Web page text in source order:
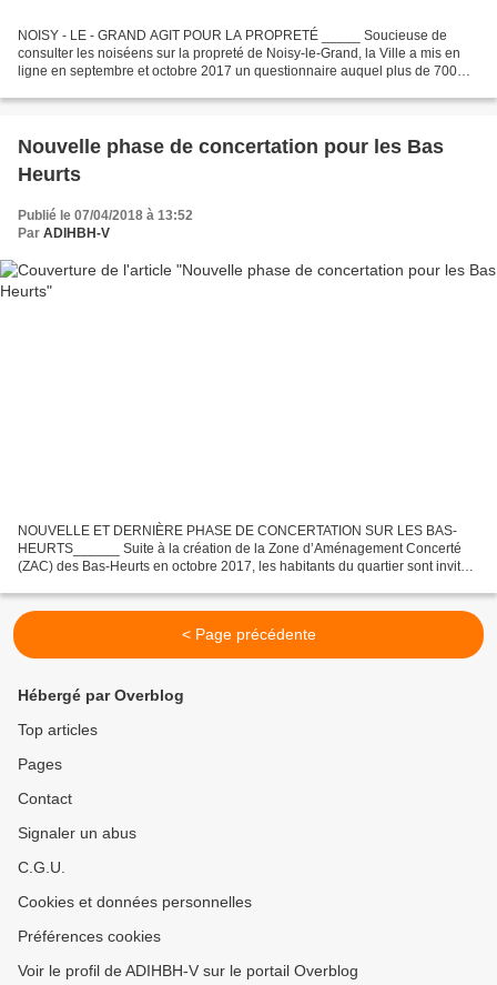
NOISY - LE - GRAND AGIT POUR LA PROPRETÉ _____ Soucieuse de
consulter les noiséens sur la propreté de Noisy-le-Grand, la Ville a mis en
ligne en septembre et octobre 2017 un questionnaire auquel plus de 700
Nouvelle phase de concertation pour les Bas
Heurts
Publié le 07/04/2018 à 13:52
Par ADIHBH-V
NOUVELLE ET DERNIÈRE PHASE DE CONCERTATION SUR LES BAS-
HEURTS______ Suite à la création de la Zone d’Aménagement Concerté
(ZAC) des Bas-Heurts en octobre 2017, les habitants du quartier sont invités
< Page précédente
Hébergé par Overblog
Top articles
Pages
Contact
Signaler un abus
C.G.U.
Cookies et données personnelles
Préférences cookies
Voir le profil de ADIHBH-V sur le portail Overblog